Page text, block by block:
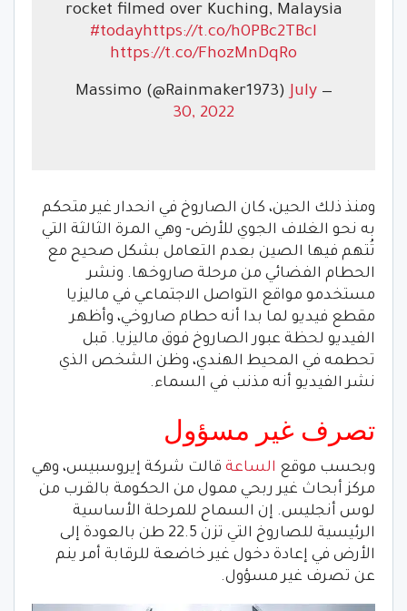
rocket filmed over Kuching, Malaysia
#todayhttps://t.co/h0PBc2TBcI
https://t.co/FhozMnDqRo
— Massimo (@Rainmaker1973)
July
30, 2022
ومنذ ذلك الحين، كان الصاروخ في انحدار غير متحكم
به نحو الغلاف الجوي للأرض- وهي المرة الثالثة التي
تُتهم فيها الصين بعدم التعامل بشكل صحيح مع
الحطام الفضائي من مرحلة صاروخها. ونشر
مستخدمو مواقع التواصل الاجتماعي في ماليزيا
مقطع فيديو لما بدا أنه حطام صاروخي، وأظهر
الفيديو لحظة عبور الصاروخ فوق ماليزيا. قبل
تحطمه في المحيط الهندي، وظن الشخص الذي
نشر الفيديو أنه مذنب في السماء.
تصرف غير مسؤول
وبحسب موقع الساعة قالت شركة إيروسبيس، وهي
مركز أبحاث غير ربحي ممول من الحكومة بالقرب من
لوس أنجليس. إن السماح للمرحلة الأساسية
الرئيسية للصاروخ التي تزن 22.5 طن بالعودة إلى
الأرض في إعادة دخول غير خاضعة للرقابة أمر ينم
عن تصرف غير مسؤول.